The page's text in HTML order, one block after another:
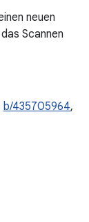
neuen
Scannen
b/435705964,